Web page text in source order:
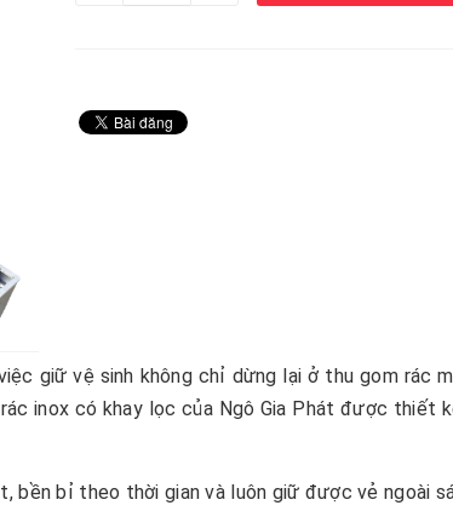
giữ vệ sinh không chỉ dừng lại ở thu gom rác
inox có khay lọc của Ngô Gia Phát được thiết
bền bỉ theo thời gian và luôn giữ được vẻ ngoài